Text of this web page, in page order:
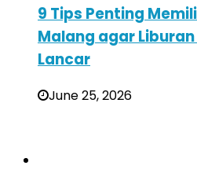
9 Tips Penting
Malang agar
Lancar
June 25, 2026